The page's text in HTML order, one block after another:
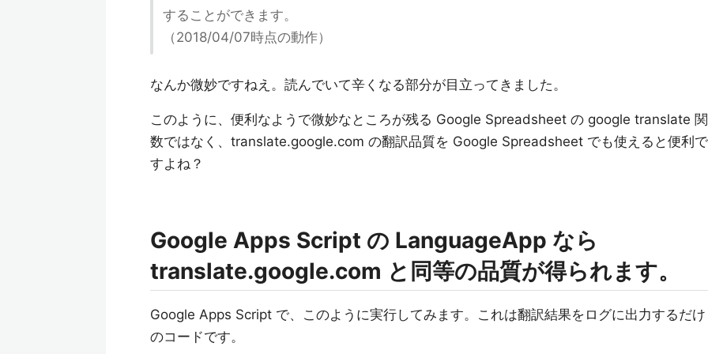
することができます。
（2018/04/07時点の動作）
なんか微妙ですねえ。読んでいて辛くなる部分が目立ってきました。
このように、便利なようで微妙なところが残る Google Spreadsheet の google translate 関
数ではなく、translate.google.com の翻訳品質を Google Spreadsheet でも使えると便利で
すよね？
Google Apps Script の LanguageApp なら
translate.google.com と同等の品質が得られます。
Google Apps Script で、このように実行してみます。これは翻訳結果をログに出力するだけ
のコードです。